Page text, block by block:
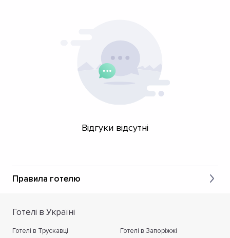
Відгуки відсутні
Правила готелю
Готелі в Україні
Готелі в Трускавці
Готелі в Запоріжжі